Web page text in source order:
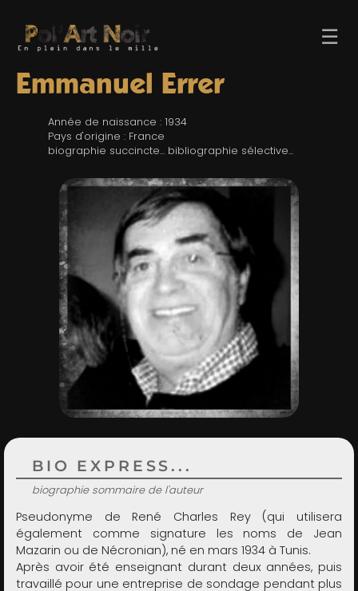
☰
TROMBINO
RECHERCHE
LIENS & FESTIVALS
UN POLAR AU HASARD
Emmanuel Errer
Année de naissance : 1934
Pays d'origine : France
biographie succincte... bibliographie sélective...
BIO EXPRESS...
biographie sommaire de l'auteur
Pseudonyme de René Charles Rey (qui utilisera
également comme signature les noms de Jean
Mazarin ou de Nécronian), né en mars 1934 à Tunis.
Après avoir été enseignant durant deux années, puis
travaillé pour une entreprise de sondage pendant plus